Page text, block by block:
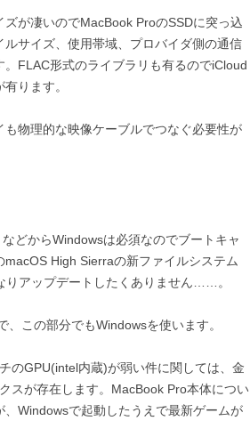
が凄いのでMacBook ProのSSDに突っ込
サイズ、使用帯域、プロバイダ側の通信
FLAC形式のライブラリも有るのでiCloud
ります。
物理的な映像ケーブルでつなぐ必要性が
どからWindowsは必須なのでブートキャ
High Sierraの新ファイルシステム
りアップデートしたくありません……。
この部分でもWindowsを使います。
のGPU(intel内蔵)が弱い件に関しては、金
スが存在します。MacBook Pro本体につい
Windowsで起動したうえで最新ゲームが